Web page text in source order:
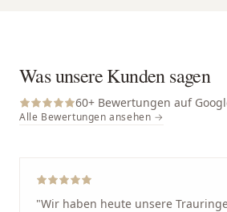
Was unsere Kunden sagen
60+ Bewertungen auf
Alle Bewertungen ansehen →
"Wir haben heute unsere